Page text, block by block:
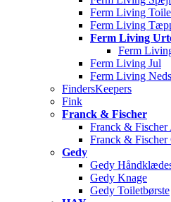
Ferm Living
Ferm Living
Ferm Living
Ferm
Ferm Living Jul
Ferm Living
FindersKeepers
Fink
Franck & Fischer
Franck &
Franck &
Gedy
Gedy
Gedy Knage
Gedy Toiletbørste